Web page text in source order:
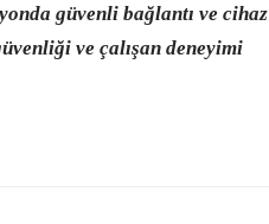
güvenli bağlantı ve cihaz
ve çalışan deneyimi